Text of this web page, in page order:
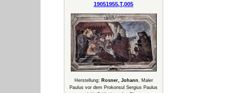
19051955,T,005
Herstellung: Rosner, Johann, Maler
Paulus vor dem Prokonsul Sergius Paulus